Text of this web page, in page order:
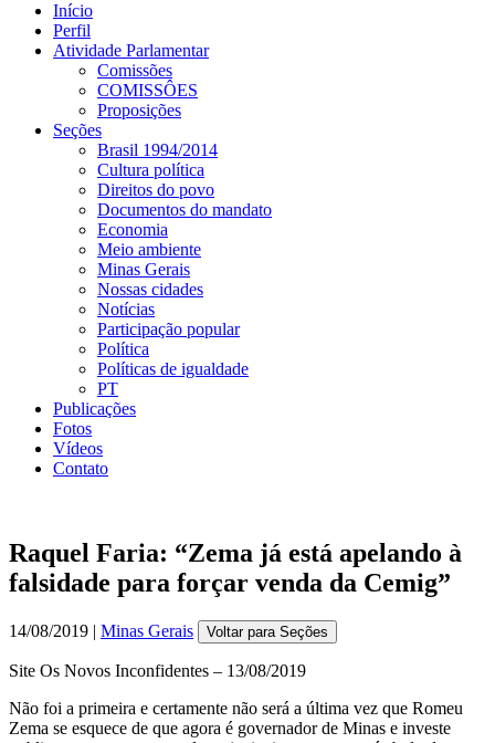
Início
Perfil
Atividade Parlamentar
Comissões
COMISSÔES
Proposições
Seções
Brasil 1994/2014
Cultura política
Direitos do povo
Documentos do mandato
Economia
Meio ambiente
Minas Gerais
Nossas cidades
Notícias
Participação popular
Política
Políticas de igualdade
PT
Publicações
Fotos
Vídeos
Contato
Raquel Faria: “Zema já está apelando à
falsidade para forçar venda da Cemig”
14/08/2019 | Minas Gerais Voltar para Seções
Site Os Novos Inconfidentes – 13/08/2019
Não foi a primeira e certamente não será a última vez que Romeu
Zema se esquece de que agora é governador de Minas e investe